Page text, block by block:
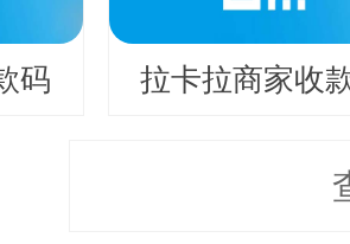
码 拉卡拉商家收